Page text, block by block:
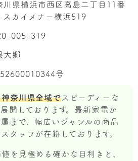
川県横浜市西区高島二丁目11番
スカイメナー横浜519
005-319
大郷
号
奈川県全域でスピーディーな
開しております。最新家電か
まで、幅広いジャンルの商品
タッフが在籍しております。
を見極める確かな目利きと、